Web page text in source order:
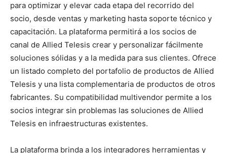
para optimizar y elevar cada etapa del recorrido del
socio, desde ventas y marketing hasta soporte técnico y
capacitación. La plataforma permitirá a los socios de
canal de Allied Telesis crear y personalizar fácilmente
soluciones sólidas y a la medida para sus clientes. Ofrece
un listado completo del portafolio de productos de Allied
Telesis y una lista complementaria de productos de otros
fabricantes. Su compatibilidad multivendor permite a los
socios integrar sin problemas las soluciones de Allied
Telesis en infraestructuras existentes.
La plataforma brinda a los integradores herramientas y